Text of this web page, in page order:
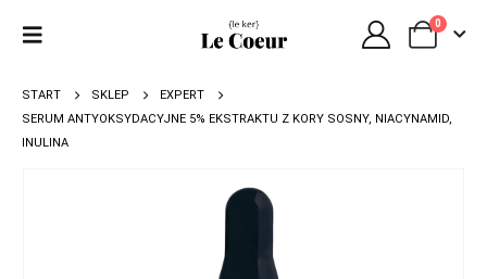
0
START SKLEP
EXPERT
SERUM ANTYOKSYDACYJNE 5% EKSTRAKTU Z KORY SOSNY, NIACYNAMID,
INULINA